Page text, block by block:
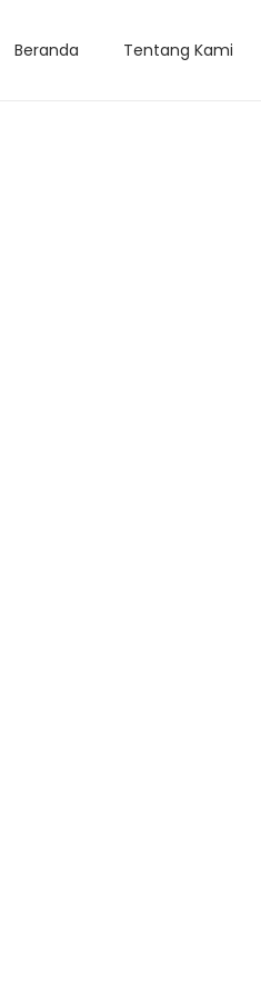
Beranda Tentang Kami